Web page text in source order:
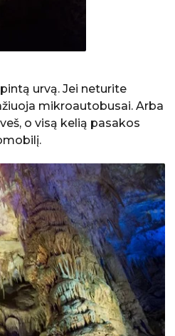
urvą. Jei neturite
mikroautobusai. Arba
o visą kelią pasakos